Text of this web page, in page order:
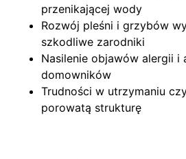
przenikającej wody
Rozwój pleśni i grzybów
szkodliwe zarodniki
Nasilenie objawów alergii i
domowników
Trudności w utrzymaniu
porowatą strukturę